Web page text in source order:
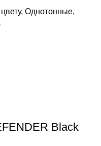
, Однотонные,
Black